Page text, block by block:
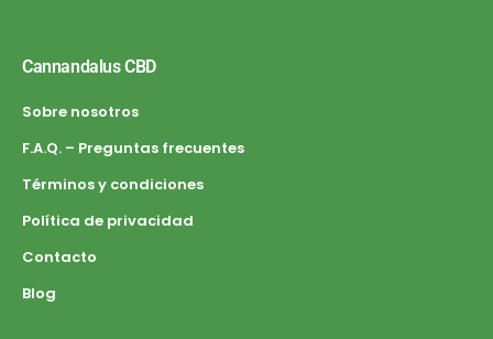
Cannandalus CBD
Sobre nosotros
F.A.Q. – Preguntas frecuentes
Términos y condiciones
Política de privacidad
Contacto
Blog